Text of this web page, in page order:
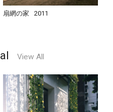
扇網の家 2011
View All